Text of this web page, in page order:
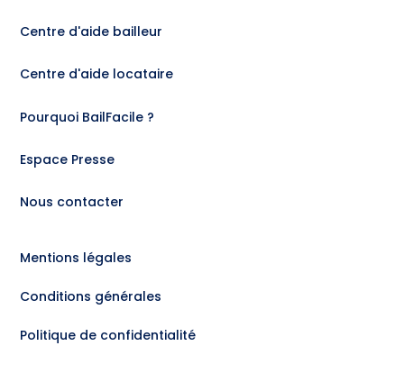
Centre d'aide bailleur
Centre d'aide locataire
Pourquoi BailFacile ?
Espace Presse
Nous contacter
Mentions légales
Conditions générales
Politique de confidentialité